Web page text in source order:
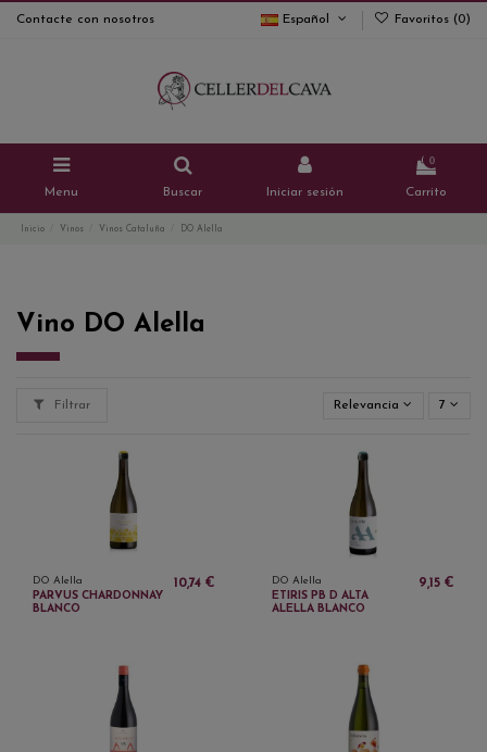
Contacte con nosotros Español Favoritos (0)
Menu Buscar Iniciar sesión
0
Carrito
Inicio Vinos Vinos Cataluña DO Alella
Vino DO Alella
Filtrar Relevancia 7
DO Alella
PARVUS CHARDONNAY
BLANCO
10,74 € DO Alella
ETIRIS PB D ALTA
ALELLA BLANCO
9,15 €